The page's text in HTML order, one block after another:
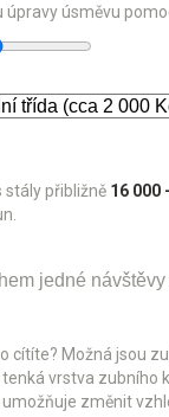
úsměvu
stály přibližně 16 000
jedné
cítíte? Možná jsou
tenká vrstva zubního
změnit